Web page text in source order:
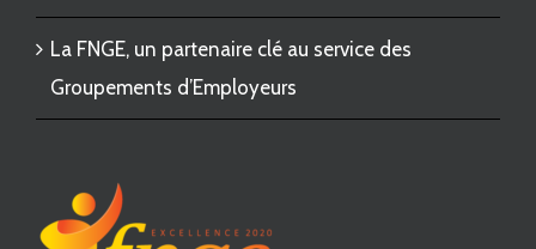
La FNGE, un partenaire clé au service des
Groupements d’Employeurs